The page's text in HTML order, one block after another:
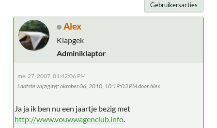
Gebruikersacties
Alex
Klapgek
Adminiklaptor
mei 27, 2007, 01:42:06 PM
Laatste wijziging: oktober 06, 2010, 10:19:03 PM door Alex
Ja ja ik ben nu een jaartje bezig met
http://www.vouwwagenclub.info